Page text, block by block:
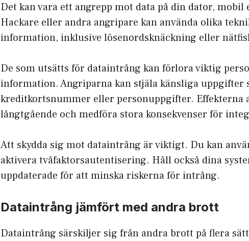
Det kan vara ett angrepp mot data på din dator,
Hackare eller andra angripare kan använda olika
information, inklusive lösenordsknäckning eller
De som utsätts för dataintrång kan förlora viktig
information. Angriparna kan stjäla känsliga uppgifter
kreditkortsnummer eller personuppgifter. Effekterna
långtgående och medföra stora konsekvenser för
Att skydda sig mot dataintrång är viktigt. Du kan
aktivera tvåfaktorsautentisering. Håll också dina
uppdaterade för att minska riskerna för intrång.
Dataintrång jämfört med andra brott
Dataintrång särskiljer sig från andra brott på flera